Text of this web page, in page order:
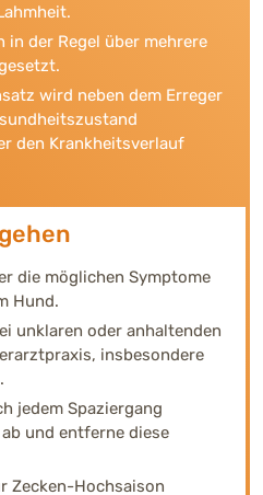
in der Regel über mehrere
wird neben dem Erreger
den Krankheitsverlauf
die möglichen Symptome
Hund.
unklaren oder anhaltenden
insbesondere
jedem Spaziergang
und entferne diese
Zecken-Hochsaison